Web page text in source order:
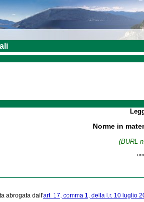
Norme in
(BURL
abrogata dall'art. 17, comma 1, della l.r. 10 luglio